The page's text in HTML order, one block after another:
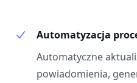
Automatyzacja
Automatyczne
powiadomienia,